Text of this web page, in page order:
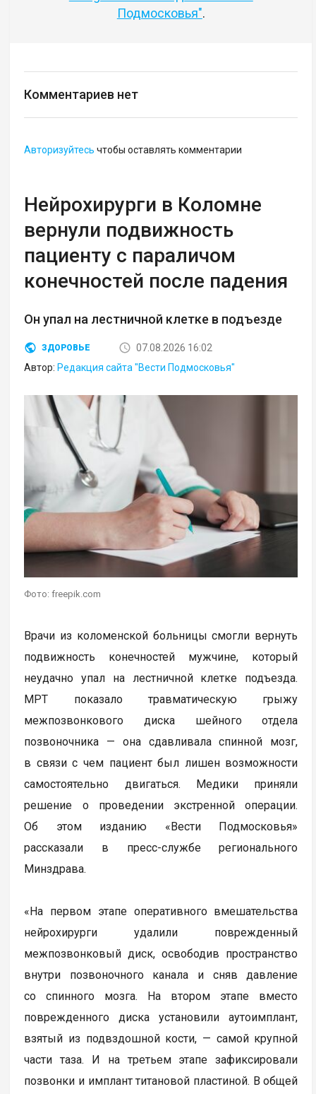
Подмосковья".
Комментариев нет
Авторизуйтесь чтобы оставлять комментарии
Нейрохирурги в Коломне
вернули подвижность
пациенту с параличом
конечностей после падения
Он упал на лестничной клетке в подъезде
ЗДОРОВЬЕ
07.08.2026 16:02
Автор: Редакция сайта "Вести Подмосковья"
Фото: freepik.com
Врачи из коломенской больницы смогли вернуть
подвижность конечностей мужчине, который
неудачно упал на лестничной клетке подъезда.
МРТ показало травматическую грыжу
межпозвонкового диска шейного отдела
позвоночника — она сдавливала спинной мозг,
в связи с чем пациент был лишен возможности
самостоятельно двигаться. Медики приняли
решение о проведении экстренной операции.
Об этом изданию «Вести Подмосковья»
рассказали в пресс-службе регионального
Минздрава.
«На первом этапе оперативного вмешательства
нейрохирурги удалили поврежденный
межпозвонковый диск, освободив пространство
внутри позвоночного канала и сняв давление
со спинного мозга. На втором этапе вместо
поврежденного диска установили аутоимплант,
взятый из подвздошной кости, — самой крупной
части таза. И на третьем этапе зафиксировали
позвонки и имплант титановой пластиной. В общей